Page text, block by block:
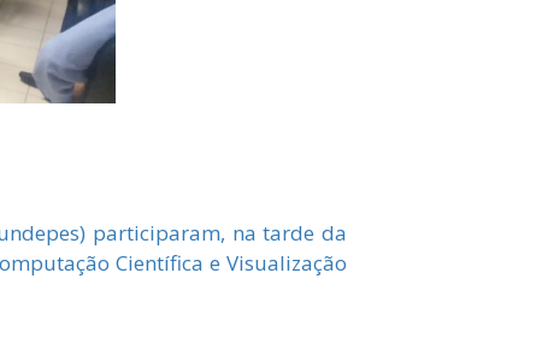
participaram, na tarde da
Científica e Visualização